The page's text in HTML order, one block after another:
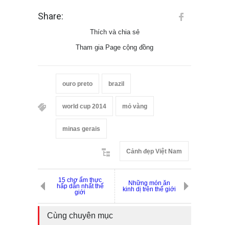
Share:
Thích và chia sẻ
Tham gia Page cộng đồng
ouro preto brazil
world cup 2014 mỏ vàng
minas gerais
Cảnh đẹp Việt Nam
15 chợ ẩm thực
hấp dẫn nhất thế
giới
Những món ăn
kinh dị trên thế giới
Cùng chuyên mục